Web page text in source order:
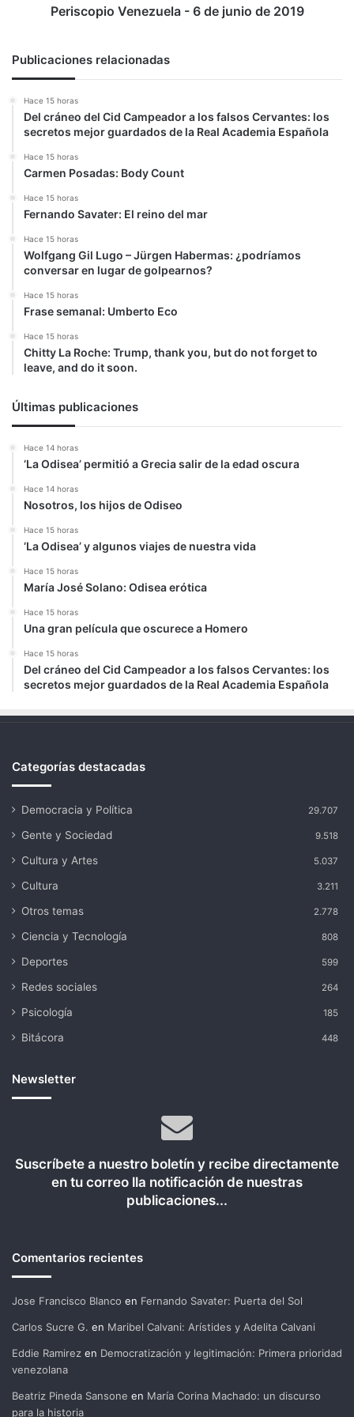
Periscopio Venezuela - 6 de junio de 2019
Publicaciones relacionadas
Hace 15 horas
Del cráneo del Cid Campeador a los falsos Cervantes: los
secretos mejor guardados de la Real Academia Española
Hace 15 horas
Carmen Posadas: Body Count
Hace 15 horas
Fernando Savater: El reino del mar
Hace 15 horas
Wolfgang Gil Lugo – Jürgen Habermas: ¿podríamos
conversar en lugar de golpearnos?
Hace 15 horas
Frase semanal: Umberto Eco
Hace 15 horas
Chitty La Roche: Trump, thank you, but do not forget to
leave, and do it soon.
Últimas publicaciones
Hace 14 horas
‘La Odisea’ permitió a Grecia salir de la edad oscura
Hace 14 horas
Nosotros, los hijos de Odiseo
Hace 15 horas
‘La Odisea’ y algunos viajes de nuestra vida
Hace 15 horas
María José Solano: Odisea erótica
Hace 15 horas
Una gran película que oscurece a Homero
Hace 15 horas
Del cráneo del Cid Campeador a los falsos Cervantes: los
secretos mejor guardados de la Real Academia Española
Categorías destacadas
Democracia y Política 29.707
Gente y Sociedad 9.518
Cultura y Artes 5.037
Cultura 3.211
Otros temas 2.778
Ciencia y Tecnología 808
Deportes 599
Redes sociales 264
Psicología 185
Bitácora 448
Newsletter
Suscríbete a nuestro boletín y recibe directamente
en tu correo lla notificación de nuestras
publicaciones...
Comentarios recientes
Jose Francisco Blanco en Fernando Savater: Puerta del Sol
Carlos Sucre G. en Maribel Calvani: Arístides y Adelita Calvani
Eddie Ramirez en Democratización y legitimación: Primera prioridad
venezolana
Beatriz Pineda Sansone en María Corina Machado: un discurso
para la historia